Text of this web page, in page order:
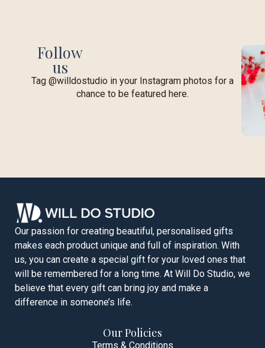
Follow
us
Tag @willdostudio in your Instagram photos for a
chance to be featured here.
Our passion for creating beautiful, personalised gifts
makes each product unique and full of inspiration. With
us, you can create a special gift for your loved ones that
will be remembered for a long time. At Will Do Studio, we
believe that every gift can bring joy and make a
difference in someone’s life.
Our Policies
Terms & Conditions